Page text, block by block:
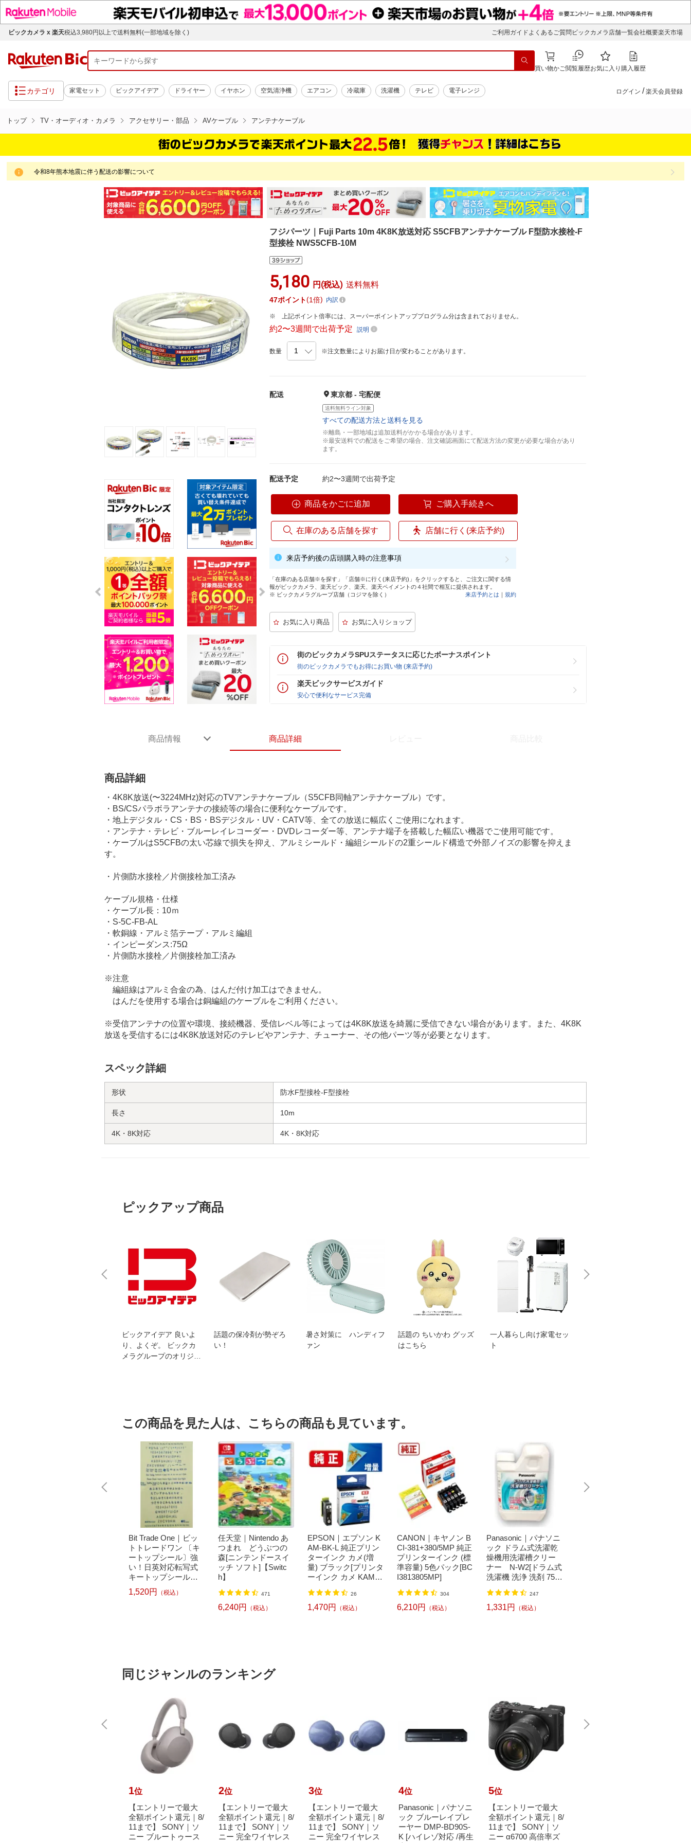
ビックカメラ x 楽天税込3,980円以上で送料無料(一部地域を除く) ご利用ガイド よくあるご質問 ビックカメラ店舗一覧会社概要楽天市場
買い物かご閲覧履歴お気に入り 購入履歴
カテゴリ 家電セット ビックアイデア ドライヤー イヤホン 空気清浄機 エアコン 冷蔵庫 洗濯機 テレビ 電子レンジ ログイン / 楽天会員登録
トップ TV・オーディオ・カメラ アクセサリー・部品 AVケーブル アンテナケーブル
令和8年熊本地震に伴う配送の影響について
フジパーツ｜Fuji Parts 10m 4K8K放送対応 S5CFBアンテナケーブル F型防水接栓-F
型接栓 NWS5CFB-10M
5,180 円(税込) 送料無料
47ポイント 1倍 内訳
上記ポイント倍率には、スーパーポイントアッププログラム分は含まれておりません。
約2〜3週間で出荷予定説明
数量 ※注文数量によりお届け日が変わることがあります。
配送 東京都 - 宅配便
送料無料ライン対象
すべての配送方法と送料を見る
※離島・一部地域は追加送料がかかる場合があります。
※最安送料での配送をご希望の場合、注文確認画面にて配送方法の変更が必要な場合があり
ます。
配送予定 約2〜3週間で出荷予定
商品をかごに追加 ご購入手続きへ
在庫のある店舗を探す 店舗に行く(来店予約)
来店予約後の店頭購入時の注意事項
「在庫のある店舗※を探す」「店舗※に行く(来店予約)」をクリックすると、ご注文に関する情
報がビックカメラ、楽天ビック、楽天、楽天ペイメントの４社間で相互に提供されます。
※ ビックカメラグループ店舗（コジマを除く）
来店予約とは ｜規約
街のビックカメラSPUステータスに応じたボーナスポイント
街のビックカメラでもお得にお買い物 (来店予約)
楽天ビックサービスガイド
安心で便利なサービス完備
商品情報 商品詳細
商品詳細
・4K8K放送(〜3224MHz)対応のTVアンテナケーブル（S5CFB同軸アンテナケーブル）です。
・BS/CSパラボラアンテナの接続等の場合に便利なケーブルです。
・地上デジタル・CS・BS・BSデジタル・UV・CATV等、全ての放送に幅広くご使用になれます。
・アンテナ・テレビ・ブルーレイレコーダー・DVDレコーダー等、アンテナ端子を搭載した幅広い機器でご使用可能です。
・ケーブルはS5CFBの太い芯線で損失を抑え、アルミシールド・編組シールドの2重シールド構造で外部ノイズの影響を抑えま
す。
・片側防水接栓／片側接栓加工済み
ケーブル規格・仕様
・ケーブル長：10ｍ
・S-5C-FB-AL
・軟銅線・アルミ箔テープ・アルミ編組
・インピーダンス:75Ω
・片側防水接栓／片側接栓加工済み
※注意
編組線はアルミ合金の為、はんだ付け加工はできません。
はんだを使用する場合は銅編組のケーブルをご利用ください。
※受信アンテナの位置や環境、接続機器、受信レベル等によっては4K8K放送を綺麗に受信できない場合があります。また、4K8K
放送を受信するには4K8K放送対応のテレビやアンテナ、チューナー、その他パーツ等が必要となります。
スペック詳細
形状 防水F型接栓-F型接栓
長さ 10m
4K・8K対応 4K・8K対応
ピックアップ商品
ビックアイデア 良いよ
り、よくぞ。 ビックカ
メラグループのオリジナ
話題の保冷剤が勢ぞろ
い！
暑さ対策に ハンディフ
ァン
話題の ちいかわ グッズ
はこちら
一人暮らし向け家電セッ
ト
この商品を見た人は、こちらの商品も見ています。
Bit Trade One｜ビッ
トトレードワン 〔キ
ートップシール〕強
い！日英対応転写式
キートップシールセ
ット ブルー DYKTSB
L
1,520円 （税込）
任天堂｜Nintendo あ
つまれ どうぶつの
森[ニンテンドースイ
ッチ ソフト]【Switc
h】
471
6,240円 （税込）
EPSON｜エプソン K
AM-BK-L 純正プリン
ターインク カメ(増
量) ブラック[プリンタ
ーインク カメ KAMB
26
1,470円 （税込）
CANON｜キヤノン B
CI-381+380/5MP 純正
プリンターインク (標
準容量) 5色パック[BC
I3813805MP]
304
6,210円 （税込）
Panasonic｜パナソニ
ック ドラム式洗濯乾
燥機用洗濯槽クリー
ナー N-W2[ドラム式
洗濯機 洗浄 洗剤 750
247
1,331円 （税込）
同じジャンルのランキング
1位
【エントリーで最大
全額ポイント還元｜8/
11まで】 SONY｜ソ
ニー ブルートゥース
2位
【エントリーで最大
全額ポイント還元｜8/
11まで】 SONY｜ソ
ニー 完全ワイヤレス
3位
【エントリーで最大
全額ポイント還元｜8/
11まで】 SONY｜ソ
ニー 完全ワイヤレス
4位
Panasonic｜パナソニ
ック ブルーレイプレ
ーヤー DMP-BD90S-
K [ハイレゾ対応 /再生
5位
【エントリーで最大
全額ポイント還元｜8/
11まで】 SONY｜ソ
ニー α6700 高倍率ズ